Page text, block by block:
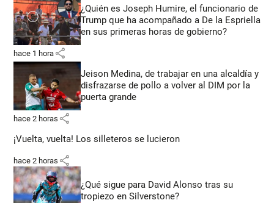
¿Quién es Joseph Humire, el funcionario de
Trump que ha acompañado a De la Espriella
en sus primeras horas de gobierno?
hace 1 hora share
Jeison Medina, de trabajar en una alcaldía y
disfrazarse de pollo a volver al DIM por la
puerta grande
hace 2 horas share
¡Vuelta, vuelta! Los silleteros se lucieron
hace 2 horas share
¿Qué sigue para David Alonso tras su
tropiezo en Silverstone?